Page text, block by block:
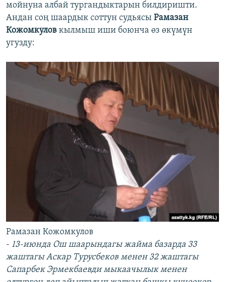
мойнуна албай тургандыктарын билдиришти.
Андан соң шаардык соттун судьясы Рамазан
Кожомкулов кылмыш иши боюнча өз өкүмүн
угузду:
Рамазан Кожомкулов
- 13-июнда Ош шаарындагы жайма базарда 33
жаштагы Аскар Турусбеков менен 32 жаштагы
Сапарбек Эрмекбаевди мыкаачылык менен